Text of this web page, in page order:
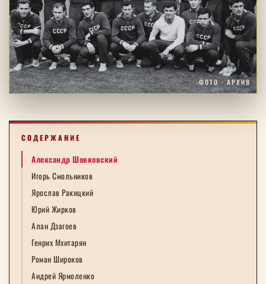
ФОТО · АРХИВ
СОДЕРЖАНИЕ
Александр Шовковский
Игорь Смольников
Ярослав Ракицкий
Юрий Жирков
Алан Дзагоев
Генрих Мхитарян
Роман Широков
Андрей Ярмоленко